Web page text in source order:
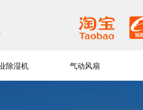
除湿机 气动风扇